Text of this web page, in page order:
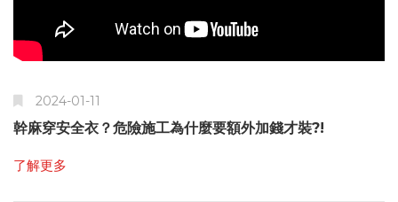
2024-01-11
幹麻穿安全衣？危險施工為什麼要額外加錢才裝?!
了解更多